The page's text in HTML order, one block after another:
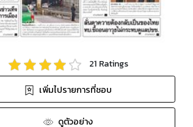
21 Ratings
เพิ่มไปรายการที่ชอบ
ดูตัวอย่าง